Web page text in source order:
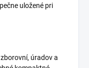
uložené pri
úradov a